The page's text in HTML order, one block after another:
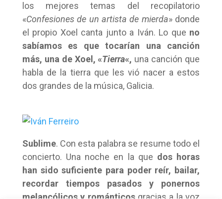
los mejores temas del recopilatorio
«Confesiones de un artista de mierda» donde
el propio Xoel canta junto a Iván. Lo que no
sabíamos es que tocarían una canción
más, una de Xoel, «Tierra«, una canción que
habla de la tierra que les vió nacer a estos
dos grandes de la música, Galicia.
Sublime. Con esta palabra se resume todo el
concierto. Una noche en la que dos horas
han sido suficiente para poder reír, bailar,
recordar tiempos pasados y ponernos
melancólicos y románticosgracias a la voz